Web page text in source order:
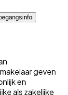
geven
en
als zakelijke